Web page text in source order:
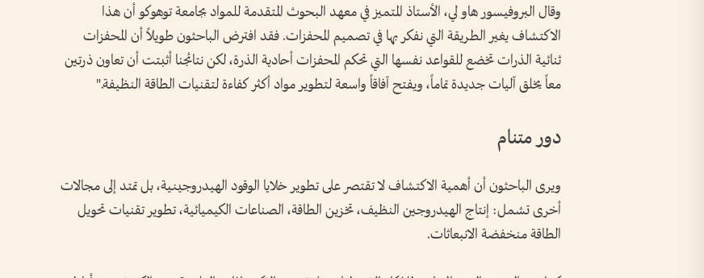
وقال البروفيسور هاو لي، الأستاذ المتميز في معهد البحوث المتقدمة للمواد بجامعة توهوكو أن هذا
الاكتشاف يغير الطريقة التي نفكر بها في تصميم المحفزات. فقد افترض الباحثون طويلاً أن المحفزات
ثنائية الذرات تخضع للقواعد نفسها التي تحكم المحفزات أحادية الذرة، لكن نتائجنا أثبتت أن تعاون ذرتين
معاً يخلق آليات جديدة تماماً، ويفتح آفاقاً واسعة لتطوير مواد أكثر كفاءة لتقنيات الطاقة النظيفة."
دور متنام
ويرى الباحثون أن أهمية الاكتشاف لا تقتصر على تطوير خلايا الوقود الهيدروجينية، بل تمتد إلى مجالات
أخرى تشمل: إنتاج الهيدروجين النظيف، تخزين الطاقة، الصناعات الكيميائية، تطوير تقنيات تحويل
الطاقة منخفضة الانبعاثات.